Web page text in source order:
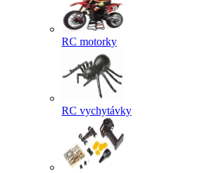
RC motorky
RC vychytávky